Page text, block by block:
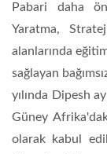
Pabari daha
Yaratma,
alanlarında
sağlayan
yılında Dipesh
Güney
olarak kabul